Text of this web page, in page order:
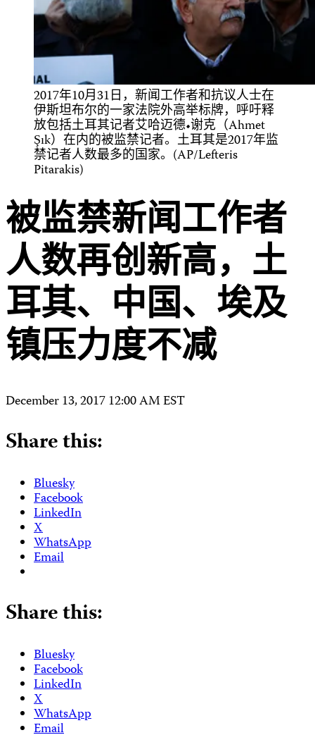
2017年10月31日，新闻工作者和抗议人士在
伊斯坦布尔的一家法院外高举标牌，呼吁释
放包括土耳其记者艾哈迈德•谢克（Ahmet
Şık）在内的被监禁记者。土耳其是2017年监
禁记者人数最多的国家。(AP/Lefteris
Pitarakis)
被监禁新闻工作者
人数再创新高，土
耳其、中国、埃及
镇压力度不减
December 13, 2017 12:00 AM EST
Share this:
Bluesky
Facebook
LinkedIn
X
WhatsApp
Email
Share this:
Bluesky
Facebook
LinkedIn
X
WhatsApp
Email